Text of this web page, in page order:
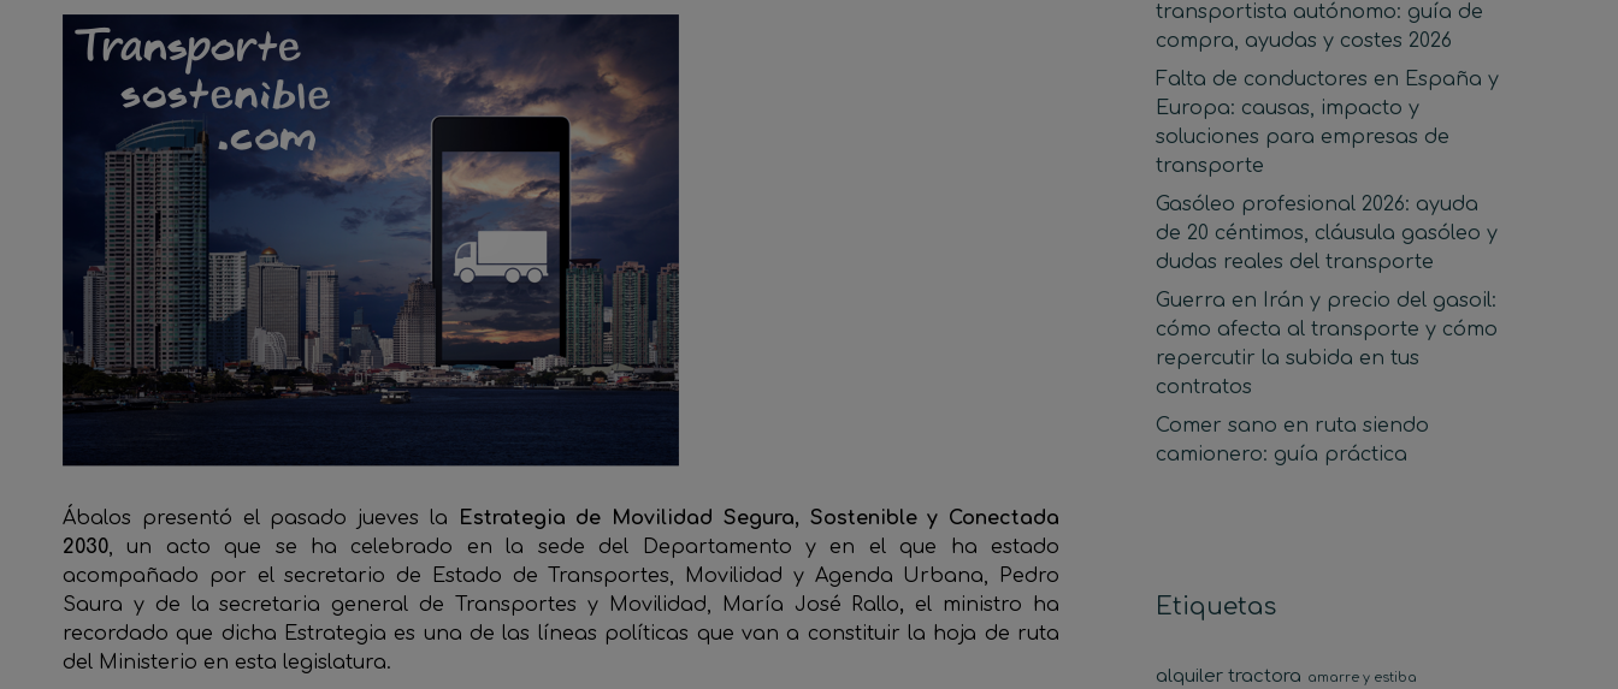
Ábalos presentó el pasado jueves la
Estrategia de Movilidad Segura, Sostenible y Conectada
2030, un acto que se ha celebrado en la sede del Departamento y en el que ha estado
acompañado por el secretario de Estado de Transportes, Movilidad y Agenda Urbana, Pedro
Saura y de la secretaria general de Transportes y Movilidad, María José Rallo, el ministro ha
recordado que dicha Estrategia es una de las líneas políticas que van a constituir la hoja de ruta
del Ministerio en esta legislatura.
transportista autónomo: guía de
compra, ayudas y costes 2026
Falta de conductores en España y
Europa: causas, impacto y
soluciones para empresas de
transporte
Gasóleo profesional 2026: ayuda
de 20 céntimos, cláusula gasóleo y
dudas reales del transporte
Guerra en Irán y precio del gasoil:
cómo afecta al transporte y cómo
repercutir la subida en tus
contratos
Comer sano en ruta siendo
camionero: guía práctica
Etiquetas
alquiler tractora amarre y estiba